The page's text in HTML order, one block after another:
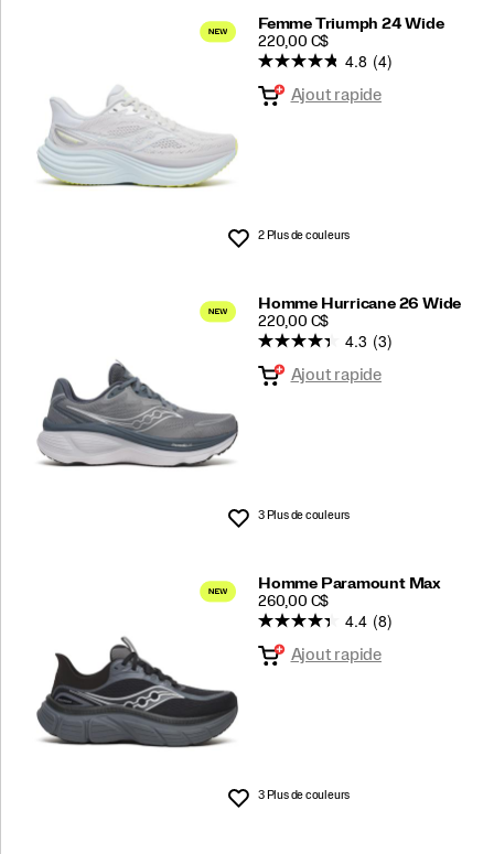
Femme Triumph 24 Wide
PRICE
220,00 C$
Liste de souhaits
4.8 (4)
Ajout rapide
2 Plus de couleurs
Homme Hurricane 26 Wide
PRICE
220,00 C$
Liste de souhaits
4.3 (3)
Ajout rapide
3 Plus de couleurs
Homme Paramount Max
PRICE
260,00 C$
Liste de souhaits
4.4 (8)
Ajout rapide
3 Plus de couleurs